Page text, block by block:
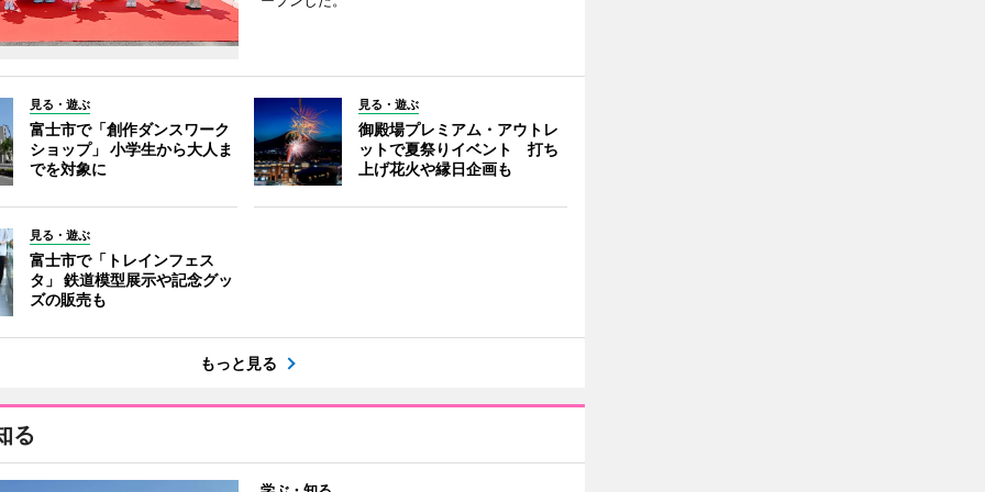
見る・遊ぶ
富士市で「創作ダンスワーク
ショップ」 小学生から大人ま
でを対象に
見る・遊ぶ
御殿場プレミアム・アウトレ
ットで夏祭りイベント 打ち
上げ花火や縁日企画も
見る・遊ぶ
富士市で「トレインフェス
タ」 鉄道模型展示や記念グッ
ズの販売も
もっと見る
る